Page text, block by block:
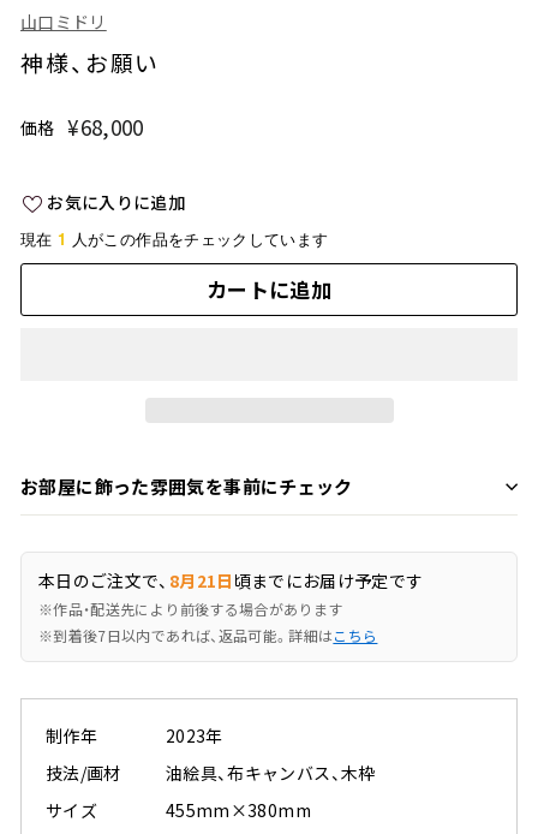
山口ミドリ
神様、お願い
価格
通
格
¥68,000
お気に入りに追加
現在 1 人がこの作品をチェックしています
カートに追加
お部屋に飾った雰囲気を事前にチェック
本日のご注文で、 8月21日 頃までにお届け予定です
※作品・配送先により前後する場合があります
※到着後7日以内であれば、返品可能。詳細はこちら
制作年
2023年
技法/画材
油絵具、布キャンバス、木枠
サイズ
455mm×380mm